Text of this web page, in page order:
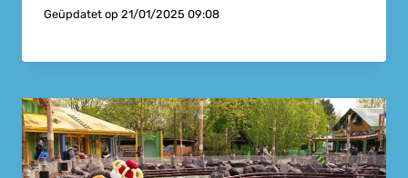
Geüpdatet op 21/01/2025 09:08